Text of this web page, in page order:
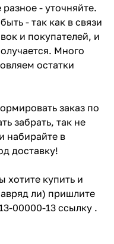
- уточняйте.
- так как в связи
и покупателей, и
Много
остатки
заказ по
забрать, так не
набирайте в
доставку!
хотите купить и
ли) пришлите
00000-13 ссылку .